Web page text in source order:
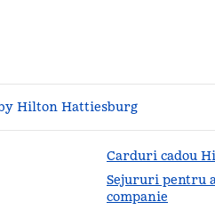
Hilton Hattiesburg
Carduri cadou
Sejururi pentru
companie